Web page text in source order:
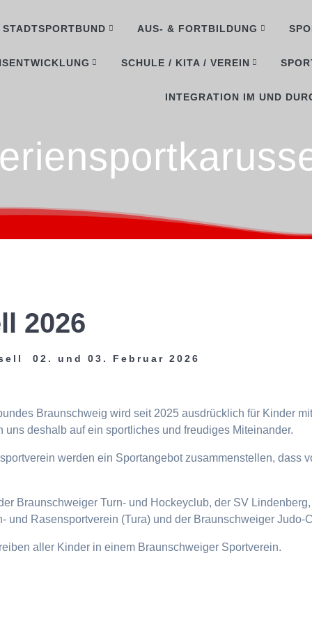
STADTSPORTBUND AUS- & FORTBILDUNG
SCHULE / KITA / VEREIN
INTEGRATION IM UND
2026
02. und 03. Februar 2026
Braunschweig wird seit 2025 ausdrücklich für Kinder
deshalb auf ein sportliches und freudiges Miteinander.
werden ein Sportangebot zusammenstellen, dass
Braunschweiger Turn- und Hockeyclub, der SV
und Rasensportverein (Tura) und der Braunschweiger Judo-
aller Kinder in einem Braunschweiger Sportverein.